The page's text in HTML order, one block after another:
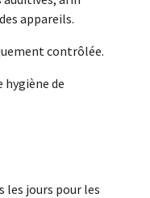
appareils.
contrôlée.
de
les jours pour les